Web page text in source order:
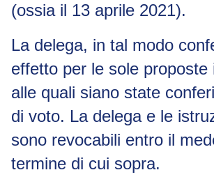
(ossia il 13 aprile 2021).
La delega, in tal modo
effetto per le sole proposte
alle quali siano state
di voto. La delega e le
sono revocabili entro il
termine di cui sopra.